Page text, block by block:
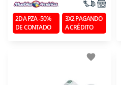
2DA PZA -50%
DE CONTADO
3X2 PAGANDO
A CRÉDITO
favorite